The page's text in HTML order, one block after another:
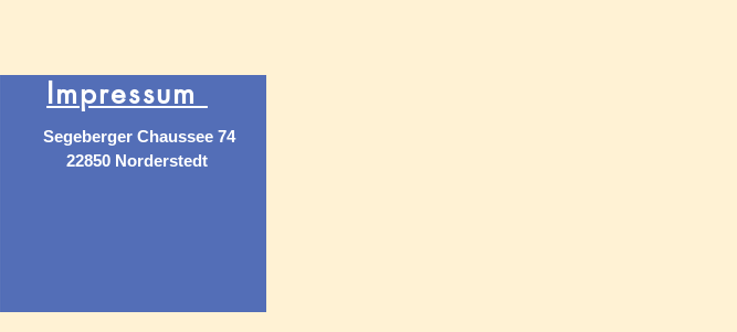
Impressum
Segeberger Chaussee 74
22850 Norderstedt